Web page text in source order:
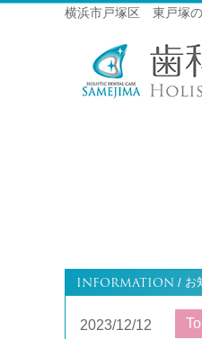
横浜市戸塚区 東戸塚の
INFORMATION / お
2023/12/12